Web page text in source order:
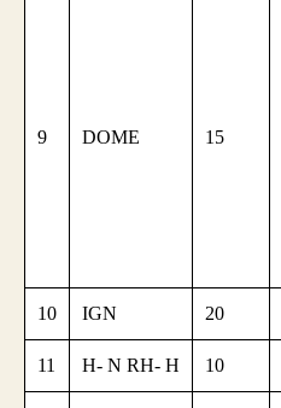
9 DOME 15
10 IGN 20
11 H- N RH- H 10